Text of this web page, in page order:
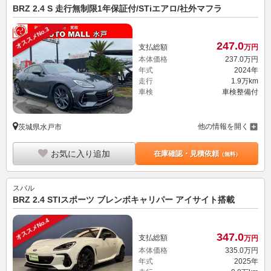
BRZ 2.4 S 走行無制限1年保証付/STiエアロ/社外マフラ
オススメNo.3 支払総額 247.0万円
本体価格
237.0万円
年式
2024年
走行
1.9万km
車検
車検整備付
茨城県水戸市 他の情報を開く
お気に入り追加 在庫確認・見積依頼（無料）
スバル
BRZ 2.4 STIスポーツ ブレンボキャリパー アイサイト搭載
オススメNo.4 支払総額 347.0万円
本体価格
335. 0万円
年式
2025年